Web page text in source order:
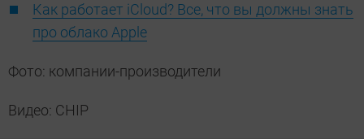
Как работает iCloud? Все, что вы должны знать
про облако Apple
Фото: компании-производители
Видео: CHIP